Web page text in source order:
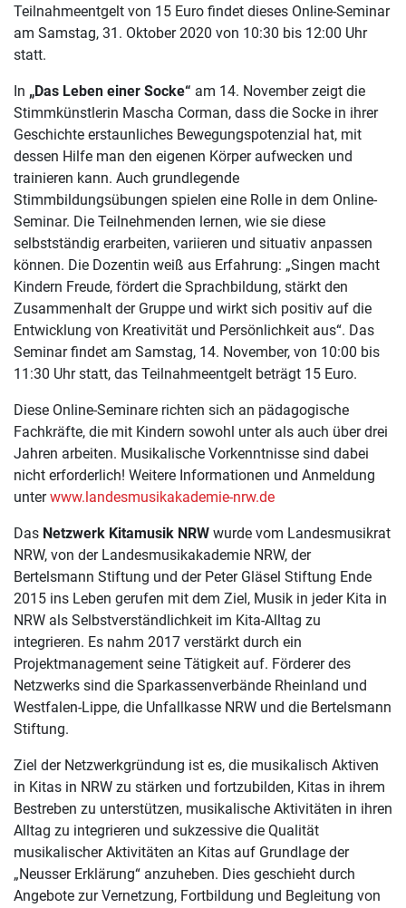
Teilnahmeentgelt von 15 Euro findet dieses Online-Seminar
am Samstag, 31. Oktober 2020 von 10:30 bis 12:00 Uhr
statt.
In „Das Leben einer Socke“ am 14. November zeigt die
Stimmkünstlerin Mascha Corman, dass die Socke in ihrer
Geschichte erstaunliches Bewegungspotenzial hat, mit
dessen Hilfe man den eigenen Körper aufwecken und
trainieren kann. Auch grundlegende
Stimmbildungsübungen spielen eine Rolle in dem Online-
Seminar. Die Teilnehmenden lernen, wie sie diese
selbstständig erarbeiten, variieren und situativ anpassen
können. Die Dozentin weiß aus Erfahrung: „Singen macht
Kindern Freude, fördert die Sprachbildung, stärkt den
Zusammenhalt der Gruppe und wirkt sich positiv auf die
Entwicklung von Kreativität und Persönlichkeit aus“. Das
Seminar findet am Samstag, 14. November, von 10:00 bis
11:30 Uhr statt, das Teilnahmeentgelt beträgt 15 Euro.
Diese Online-Seminare richten sich an pädagogische
Fachkräfte, die mit Kindern sowohl unter als auch über drei
Jahren arbeiten. Musikalische Vorkenntnisse sind dabei
nicht erforderlich! Weitere Informationen und Anmeldung
unterwww.landesmusikakademie-nrw.de
Das Netzwerk Kitamusik NRW wurde vom Landesmusikrat
NRW, von der Landesmusikakademie NRW, der
Bertelsmann Stiftung und der Peter Gläsel Stiftung Ende
2015 ins Leben gerufen mit dem Ziel, Musik in jeder Kita in
NRW als Selbstverständlichkeit im Kita-Alltag zu
integrieren. Es nahm 2017 verstärkt durch ein
Projektmanagement seine Tätigkeit auf. Förderer des
Netzwerks sind die Sparkassenverbände Rheinland und
Westfalen-Lippe, die Unfallkasse NRW und die Bertelsmann
Stiftung.
Ziel der Netzwerkgründung ist es, die musikalisch Aktiven
in Kitas in NRW zu stärken und fortzubilden, Kitas in ihrem
Bestreben zu unterstützen, musikalische Aktivitäten in ihren
Alltag zu integrieren und sukzessive die Qualität
musikalischer Aktivitäten an Kitas auf Grundlage der
„Neusser Erklärung“ anzuheben. Dies geschieht durch
Angebote zur Vernetzung, Fortbildung und Begleitung von